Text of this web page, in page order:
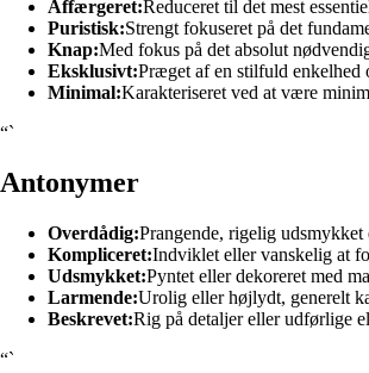
Affærgeret:Reduceret til det mest
Puristisk:Strengt fokuseret på det
Knap:Med fokus på det absolut
Eksklusivt:Præget af en stilfuld enkelhed
Minimal:Karakteriseret ved at være
“`
Antonymer
Overdådig:Prangende, rigelig udsmykket
Kompliceret:Indviklet eller vanskelig at
Udsmykket:Pyntet eller dekoreret med
Larmende:Urolig eller højlydt, generelt
Beskrevet:Rig på detaljer eller udførlige
“`